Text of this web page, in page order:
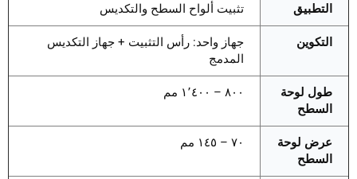
التطبيق تثبيت ألواح السطح والتكديس
التكوين
جهاز واحد: رأس التثبيت + جهاز التكديس
المدمج
طول لوحة
السطح
عرض لوحة
السطح